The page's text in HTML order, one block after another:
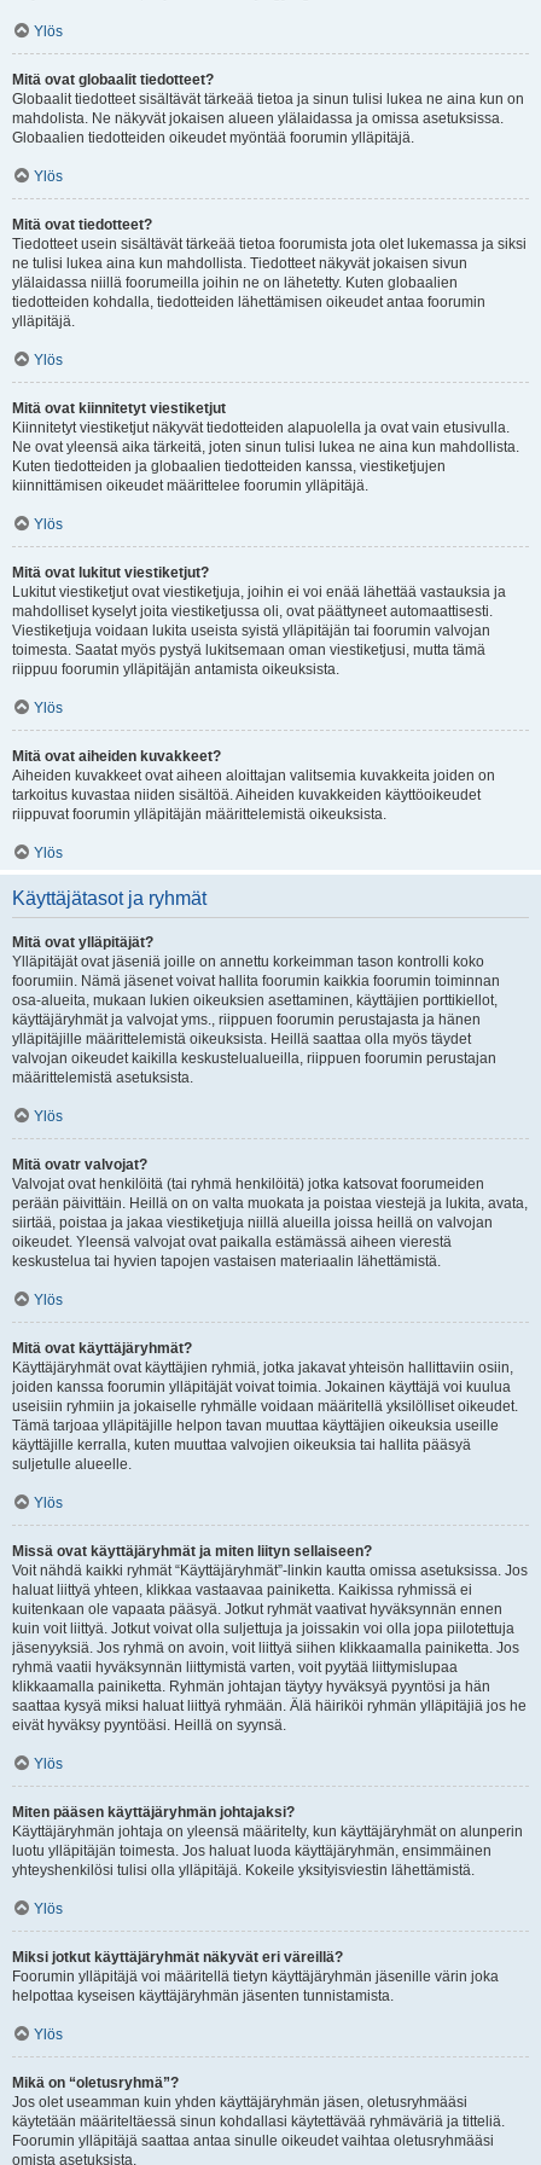
Ylös
Mitä ovat globaalit tiedotteet?
Globaalit tiedotteet sisältävät tärkeää tietoa ja sinun tulisi lukea ne aina kun on
mahdolista. Ne näkyvät jokaisen alueen ylälaidassa ja omissa asetuksissa.
Globaalien tiedotteiden oikeudet myöntää foorumin ylläpitäjä.
Ylös
Mitä ovat tiedotteet?
Tiedotteet usein sisältävät tärkeää tietoa foorumista jota olet lukemassa ja siksi
ne tulisi lukea aina kun mahdollista. Tiedotteet näkyvät jokaisen sivun
ylälaidassa niillä foorumeilla joihin ne on lähetetty. Kuten globaalien
tiedotteiden kohdalla, tiedotteiden lähettämisen oikeudet antaa foorumin
ylläpitäjä.
Ylös
Mitä ovat kiinnitetyt viestiketjut
Kiinnitetyt viestiketjut näkyvät tiedotteiden alapuolella ja ovat vain etusivulla.
Ne ovat yleensä aika tärkeitä, joten sinun tulisi lukea ne aina kun mahdollista.
Kuten tiedotteiden ja globaalien tiedotteiden kanssa, viestiketjujen
kiinnittämisen oikeudet määrittelee foorumin ylläpitäjä.
Ylös
Mitä ovat lukitut viestiketjut?
Lukitut viestiketjut ovat viestiketjuja, joihin ei voi enää lähettää vastauksia ja
mahdolliset kyselyt joita viestiketjussa oli, ovat päättyneet automaattisesti.
Viestiketjuja voidaan lukita useista syistä ylläpitäjän tai foorumin valvojan
toimesta. Saatat myös pystyä lukitsemaan oman viestiketjusi, mutta tämä
riippuu foorumin ylläpitäjän antamista oikeuksista.
Ylös
Mitä ovat aiheiden kuvakkeet?
Aiheiden kuvakkeet ovat aiheen aloittajan valitsemia kuvakkeita joiden on
tarkoitus kuvastaa niiden sisältöä. Aiheiden kuvakkeiden käyttöoikeudet
riippuvat foorumin ylläpitäjän määrittelemistä oikeuksista.
Ylös
Käyttäjätasot ja ryhmät
Mitä ovat ylläpitäjät?
Ylläpitäjät ovat jäseniä joille on annettu korkeimman tason kontrolli koko
foorumiin. Nämä jäsenet voivat hallita foorumin kaikkia foorumin toiminnan
osa-alueita, mukaan lukien oikeuksien asettaminen, käyttäjien porttikiellot,
käyttäjäryhmät ja valvojat yms., riippuen foorumin perustajasta ja hänen
ylläpitäjille määrittelemistä oikeuksista. Heillä saattaa olla myös täydet
valvojan oikeudet kaikilla keskustelualueilla, riippuen foorumin perustajan
määrittelemistä asetuksista.
Ylös
Mitä ovatr valvojat?
Valvojat ovat henkilöitä (tai ryhmä henkilöitä) jotka katsovat foorumeiden
perään päivittäin. Heillä on on valta muokata ja poistaa viestejä ja lukita, avata,
siirtää, poistaa ja jakaa viestiketjuja niillä alueilla joissa heillä on valvojan
oikeudet. Yleensä valvojat ovat paikalla estämässä aiheen vierestä
keskustelua tai hyvien tapojen vastaisen materiaalin lähettämistä.
Ylös
Mitä ovat käyttäjäryhmät?
Käyttäjäryhmät ovat käyttäjien ryhmiä, jotka jakavat yhteisön hallittaviin osiin,
joiden kanssa foorumin ylläpitäjät voivat toimia. Jokainen käyttäjä voi kuulua
useisiin ryhmiin ja jokaiselle ryhmälle voidaan määritellä yksilölliset oikeudet.
Tämä tarjoaa ylläpitäjille helpon tavan muuttaa käyttäjien oikeuksia useille
käyttäjille kerralla, kuten muuttaa valvojien oikeuksia tai hallita pääsyä
suljetulle alueelle.
Ylös
Missä ovat käyttäjäryhmät ja miten liityn sellaiseen?
Voit nähdä kaikki ryhmät “Käyttäjäryhmät”-linkin kautta omissa asetuksissa. Jos
haluat liittyä yhteen, klikkaa vastaavaa painiketta. Kaikissa ryhmissä ei
kuitenkaan ole vapaata pääsyä. Jotkut ryhmät vaativat hyväksynnän ennen
kuin voit liittyä. Jotkut voivat olla suljettuja ja joissakin voi olla jopa piilotettuja
jäsenyyksiä. Jos ryhmä on avoin, voit liittyä siihen klikkaamalla painiketta. Jos
ryhmä vaatii hyväksynnän liittymistä varten, voit pyytää liittymislupaa
klikkaamalla painiketta. Ryhmän johtajan täytyy hyväksyä pyyntösi ja hän
saattaa kysyä miksi haluat liittyä ryhmään. Älä häiriköi ryhmän ylläpitäjiä jos he
eivät hyväksy pyyntöäsi. Heillä on syynsä.
Ylös
Miten pääsen käyttäjäryhmän johtajaksi?
Käyttäjäryhmän johtaja on yleensä määritelty, kun käyttäjäryhmät on alunperin
luotu ylläpitäjän toimesta. Jos haluat luoda käyttäjäryhmän, ensimmäinen
yhteyshenkilösi tulisi olla ylläpitäjä. Kokeile yksityisviestin lähettämistä.
Ylös
Miksi jotkut käyttäjäryhmät näkyvät eri väreillä?
Foorumin ylläpitäjä voi määritellä tietyn käyttäjäryhmän jäsenille värin joka
helpottaa kyseisen käyttäjäryhmän jäsenten tunnistamista.
Ylös
Mikä on “oletusryhmä”?
Jos olet useamman kuin yhden käyttäjäryhmän jäsen, oletusryhmääsi
käytetään määriteltäessä sinun kohdallasi käytettävää ryhmäväriä ja titteliä.
Foorumin ylläpitäjä saattaa antaa sinulle oikeudet vaihtaa oletusryhmääsi
omista asetuksista.